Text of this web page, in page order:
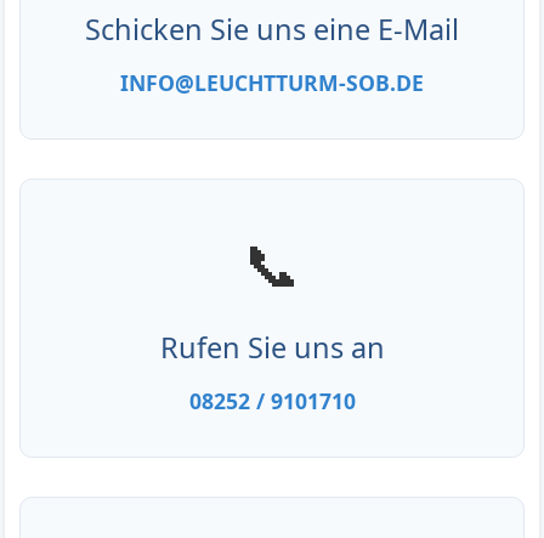
Schicken Sie uns eine E-Mail
INFO@LEUCHTTURM-SOB.DE
📞
Rufen Sie uns an
08252 / 9101710